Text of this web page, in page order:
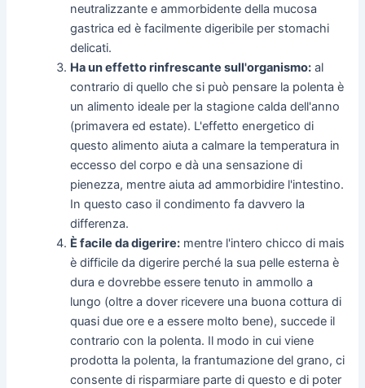
neutralizzante e ammorbidente della mucosa
gastrica ed è facilmente digeribile per stomachi
delicati.
Ha un effetto rinfrescante sull'organismo: al
contrario di quello che si può pensare la polenta è
un alimento ideale per la stagione calda dell'anno
(primavera ed estate). L'effetto energetico di
questo alimento aiuta a calmare la temperatura in
eccesso del corpo e dà una sensazione di
pienezza, mentre aiuta ad ammorbidire l'intestino.
In questo caso il condimento fa davvero la
differenza.
È facile da digerire: mentre l'intero chicco di mais
è difficile da digerire perché la sua pelle esterna è
dura e dovrebbe essere tenuto in ammollo a
lungo (oltre a dover ricevere una buona cottura di
quasi due ore e a essere molto bene), succede il
contrario con la polenta. Il modo in cui viene
prodotta la polenta, la frantumazione del grano, ci
consente di risparmiare parte di questo e di poter